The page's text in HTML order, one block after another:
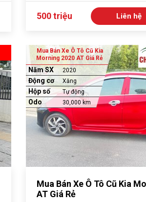
500 triệu Liên hệ
Mua Bán Xe Ô Tô Cũ Kia
Morning 2020 AT Giá Rẻ
Năm SX 2020
Động cơ Xăng
Hộp số Tự động
Odo 30,000 km
Mua Bán Xe Ô Tô Cũ Kia
AT Giá Rẻ